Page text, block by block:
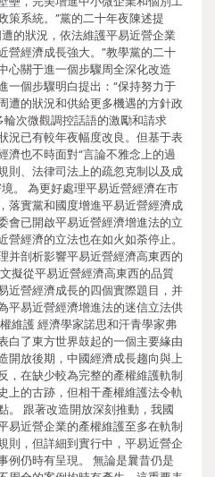
策系統。”黨的二十年夜陳述提
的狀況，依法維護平易近營企業
營經濟成長強大。”教學黨的二十
心關于進一個步驟周全深化改造
一個步驟明白提出：“保持努力于
遭的狀況和供給更多機遇的方針政
次微觀調控話語的激勵和請求
況已有較年夜幅度改良。但基于表
濟也不時面對“言論不雅念上的過
則、法律司法上的疏忽克制以及成
。 為更好處理平易近營經濟在市
落實黨和國度增進平易近營經濟成
會已開啟平易近營經濟增進法的立
經濟的立法也在如火如荼停止。
并剖析影響平易近營經濟高東西的
擬從平易近營經濟高東西的品質
近營經濟成長的四個實際題目，并
平易近營經濟增進法的迷信立法供
維護 經濟學家諾思和汗青學家弗
白了東方世界鼓起的一個主要緣由
開放後期，中國經濟成長趨向與上
，在缺少較為完整的產權維護軌制
上的古跡，但相干產權維護法令軌
。 跟著改造開放深刻推動，我國
易近營企業的產權維護至多在軌制
則，但詳細到實行中，平易近營企
例仍時有呈現。 無論是曩昔仍是